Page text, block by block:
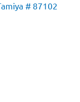
# 87102